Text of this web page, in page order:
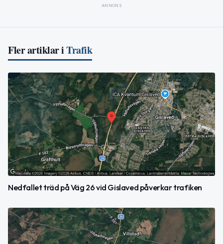
ANNONS
Fler artiklar iTrafik
Nedfallet träd på Väg 26 vid Gislaved påverkar trafiken